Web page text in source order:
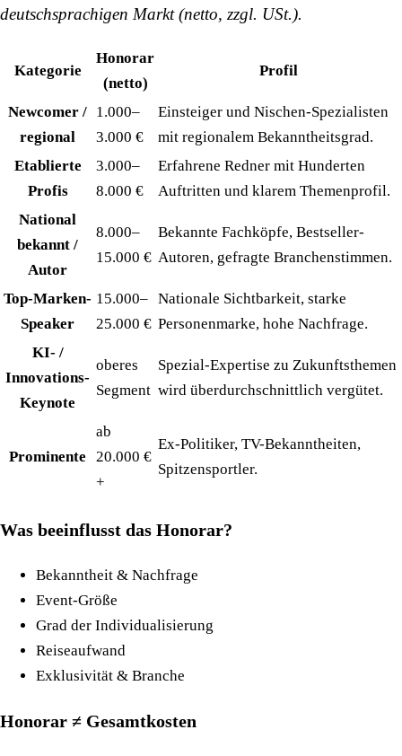
deutschsprachigen Markt (netto, zzgl. USt.).
Kategorie
Honorar
(netto)
Profil
Newcomer /
regional
1.000–
3.000 €
Einsteiger und Nischen-Spezialisten
mit regionalem Bekanntheitsgrad.
Etablierte
Profis
3.000–
8.000 €
Erfahrene Redner mit Hunderten
Auftritten und klarem Themenprofil.
National
bekannt /
Autor
8.000–
15.000 €
Bekannte Fachköpfe, Bestseller-
Autoren, gefragte Branchenstimmen.
Top-Marken-
Speaker
15.000–
25.000 €
Nationale Sichtbarkeit, starke
Personenmarke, hohe Nachfrage.
KI- /
Innovations-
Keynote
oberes
Segment
Spezial-Expertise zu Zukunftsthemen
wird überdurchschnittlich vergütet.
Prominente
ab
20.000 €
+
Ex-Politiker, TV-Bekanntheiten,
Spitzensportler.
Was beeinflusst das Honorar?
Bekanntheit & Nachfrage
Event-Größe
Grad der Individualisierung
Reiseaufwand
Exklusivität & Branche
Honorar ≠ Gesamtkosten